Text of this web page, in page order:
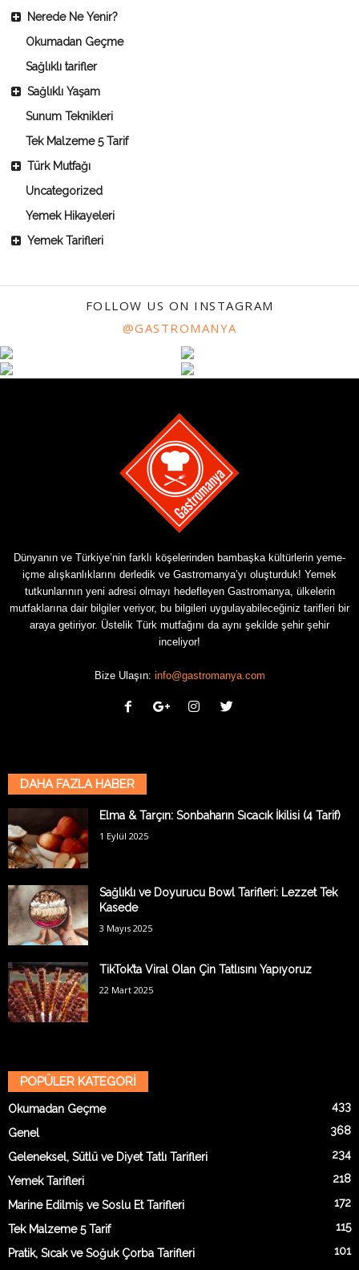
Nerede Ne Yenir?
Okumadan Geçme
Sağlıklı tarifler
Sağlıklı Yaşam
Sunum Teknikleri
Tek Malzeme 5 Tarif
Türk Mutfağı
Uncategorized
Yemek Hikayeleri
Yemek Tarifleri
FOLLOW US ON INSTAGRAM
@GASTROMANYA
Dünyanın ve Türkiye’nin farklı köşelerinden bambaşka kültürlerin yeme-
içme alışkanlıklarını derledik ve Gastromanya’yı oluşturduk! Yemek
tutkunlarının yeni adresi olmayı hedefleyen Gastromanya, ülkelerin
mutfaklarına dair bilgiler veriyor, bu bilgileri uygulayabileceğiniz tarifleri bir
araya getiriyor. Üstelik Türk mutfağını da aynı şekilde şehir şehir
inceliyor!
Bize Ulaşın: info@gastromanya.com
DAHA FAZLA HABER
Elma & Tarçın: Sonbaharın Sıcacık İkilisi (4 Tarif)
1 Eylül 2025
Sağlıklı ve Doyurucu Bowl Tarifleri: Lezzet Tek
Kasede
3 Mayıs 2025
TikTok’ta Viral Olan Çin Tatlısını Yapıyoruz
22 Mart 2025
POPÜLER KATEGORİ
Okumadan Geçme 433
Genel 368
Geleneksel, Sütlü ve Diyet Tatlı Tarifleri 234
Yemek Tarifleri 218
Marine Edilmiş ve Soslu Et Tarifleri 172
Tek Malzeme 5 Tarif 115
Pratik, Sıcak ve Soğuk Çorba Tarifleri 101